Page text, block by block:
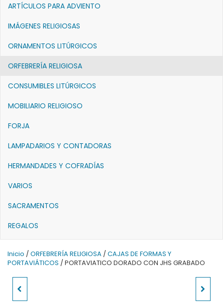
ARTÍCULOS PARA ADVIENTO
IMÁGENES RELIGIOSAS
ORNAMENTOS LITÚRGICOS
ORFEBRERÍA RELIGIOSA
CONSUMIBLES LITÚRGICOS
MOBILIARIO RELIGIOSO
FORJA
LAMPADARIOS Y CONTADORAS
HERMANDADES Y COFRADÍAS
VARIOS
SACRAMENTOS
REGALOS
Inicio / ORFEBRERÍA RELIGIOSA / CAJAS DE FORMAS Y
PORTAVIÁTICOS / PORTAVIATICO DORADO CON JHS GRABADO